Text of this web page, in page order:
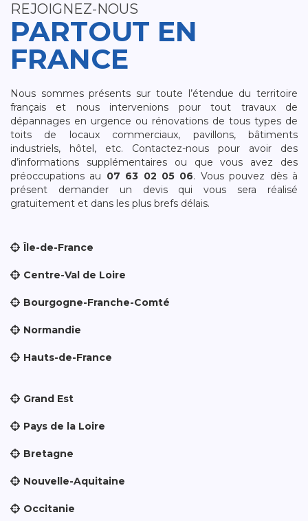
REJOIGNEZ-NOUS
PARTOUT EN
FRANCE
Nous sommes présents sur toute l’étendue du territoire
français et nous intervenions pour tout travaux de
dépannages en urgence ou rénovations de tous types de
toits de locaux commerciaux, pavillons, bâtiments
industriels, hôtel, etc. Contactez-nous pour avoir des
d’informations supplémentaires ou que vous avez des
préoccupations au 07 63 02 05 06. Vous pouvez dès à
présent demander un devis qui vous sera réalisé
gratuitement et dans les plus brefs délais.
Île-de-France
Centre-Val de Loire
Bourgogne-Franche-Comté
Normandie
Hauts-de-France
Grand Est
Pays de la Loire
Bretagne
Nouvelle-Aquitaine
Occitanie